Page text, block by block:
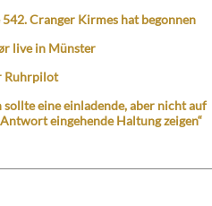
542. Cranger Kirmes hat begonnen
live in Münster
Ruhrpilot
sollte eine einladende, aber nicht auf
eingehende Haltung zeigen“